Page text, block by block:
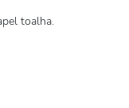
toalha.